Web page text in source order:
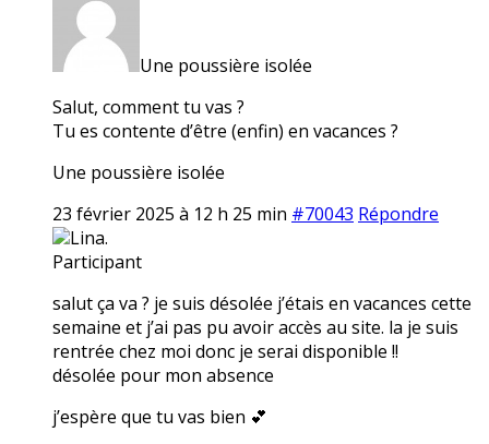
Une poussière isolée
Salut, comment tu vas ?
Tu es contente d’être (enfin) en vacances ?
Une poussière isolée
23 février 2025 à 12 h 25 min #70043 Répondre
Lina.
Participant
salut ça va ? je suis désolée j’étais en vacances cette
semaine et j’ai pas pu avoir accès au site. la je suis
rentrée chez moi donc je serai disponible !!
désolée pour mon absence
j’espère que tu vas bien 💕